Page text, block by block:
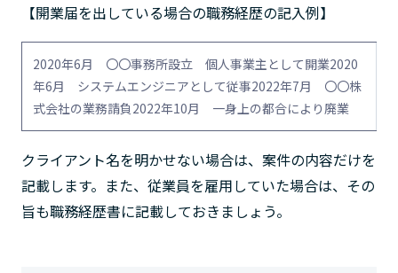
【開業届を出している場合の職務経歴の記入例】
2020年6月 〇〇事務所設立 個人事業主として開業2020
年6月 システムエンジニアとして従事2022年7月 〇〇株
式会社の業務請負2022年10月 一身上の都合により廃業
クライアント名を明かせない場合は、案件の内容だけを
記載します。また、従業員を雇用していた場合は、その
旨も職務経歴書に記載しておきましょう。